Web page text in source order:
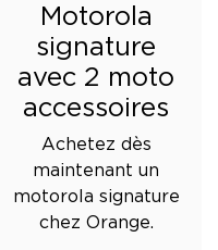
Motorola
signature
avec 2 moto
accessoires
Achetez dès
maintenant un
motorola signature
chez Orange.